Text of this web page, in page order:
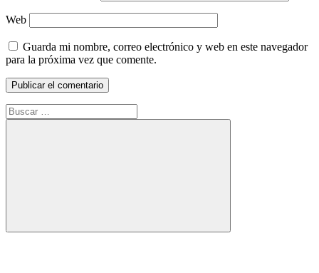
Web
Guarda mi nombre, correo electrónico y web en este navegador
para la próxima vez que comente.
Buscar:
Buscar